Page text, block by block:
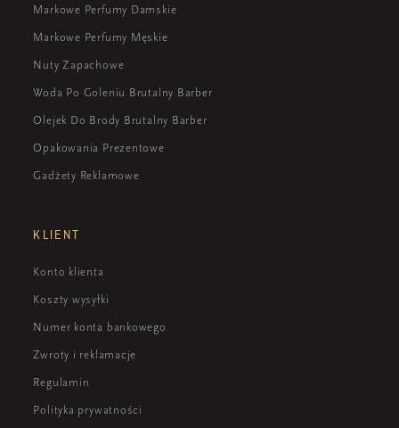
Markowe Perfumy Damskie
Markowe Perfumy Męskie
Nuty Zapachowe
Woda Po Goleniu Brutalny Barber
Olejek Do Brody Brutalny Barber
Opakowania Prezentowe
Gadżety Reklamowe
KLIENT
Konto klienta
Koszty wysyłki
Numer konta bankowego
Zwroty i reklamacje
Regulamin
Polityka prywatności